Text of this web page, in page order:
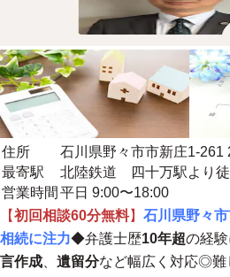
住所
石川県野々市市新庄1-261
最寄駅
北陸鉄道 四十万駅より
営業時間 平日 9:00〜18:00
【初回相談60分無料】 石川県野々
相続に注力◆弁護士歴10年超の経験
言作成
遺留分など幅広く対応◎難